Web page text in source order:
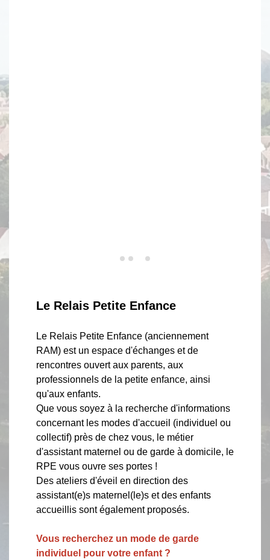
Le Relais Petite Enfance
Le Relais Petite Enfance (anciennement
RAM) est un espace d'échanges et de
rencontres ouvert aux parents, aux
professionnels de la petite enfance, ainsi
qu'aux enfants.
Que vous soyez à la recherche d'informations
concernant les modes d'accueil (individuel ou
collectif) près de chez vous, le métier
d'assistant maternel ou de garde à domicile, le
RPE vous ouvre ses portes !
Des ateliers d'éveil en direction des
assistant(e)s maternel(le)s et des enfants
accueillis sont également proposés.
Vous recherchez un mode de garde
individuel pour votre enfant ?